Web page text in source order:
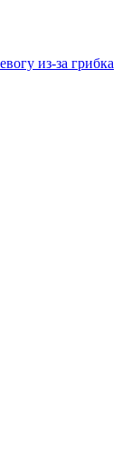
из-за грибка